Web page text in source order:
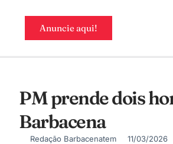
Anuncie aqui!
PM prende dois
Barbacena
Redação Barbacenatem 11/03/2026